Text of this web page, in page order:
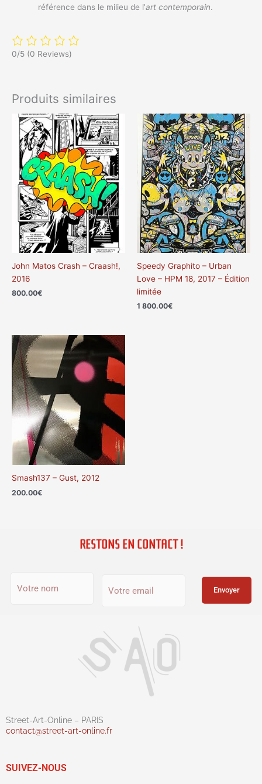
référence dans le milieu de l’art contemporain.
0/5 (0 Reviews)
Produits similaires
John Matos Crash – Craash!,
2016
800.00€
Speedy Graphito – Urban
Love – HPM 18, 2017 – Édition
limitée
1 800.00€
Smash137 – Gust, 2012
200.00€
RESTONS EN CONTACT !
Street-Art-Online – PARIS
contact@street-art-online.fr
SUIVEZ-NOUS